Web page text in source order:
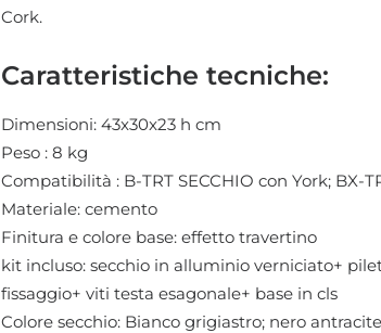
Cork.
Caratteristiche tecniche:
Dimensioni: 43x30x23 h cm
Peso : 8 kg
Compatibilità : B-TRT SECCHIO con York; BX-
Materiale: cemento
Finitura e colore base: effetto travertino
kit incluso: secchio in alluminio verniciato+
fissaggio+ viti testa esagonale+ base in cls
Colore secchio: Bianco grigiastro; nero